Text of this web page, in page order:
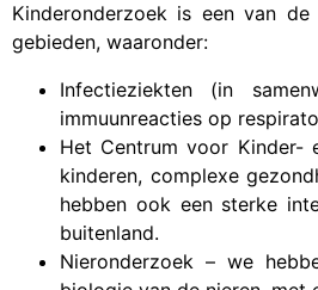
Kinderonderzoek is een van
gebieden, waaronder:
Infectieziekten (in
immuunreacties op
Het Centrum voor Kinder-
kinderen, complexe
hebben ook een sterke
buitenland.
Nieronderzoek – we